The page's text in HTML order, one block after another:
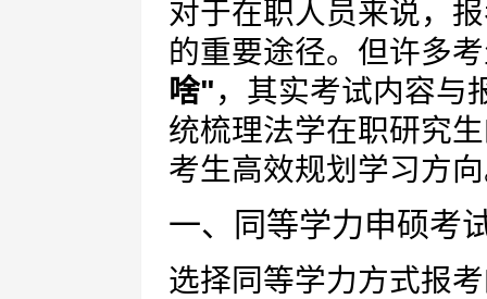
对于在职人员来说，
的重要途径。但许多
啥" ，其实考试内容与
统梳理法学在职研究
考生高效规划学习方
一、同等学力申硕考
选择同等学力方式报